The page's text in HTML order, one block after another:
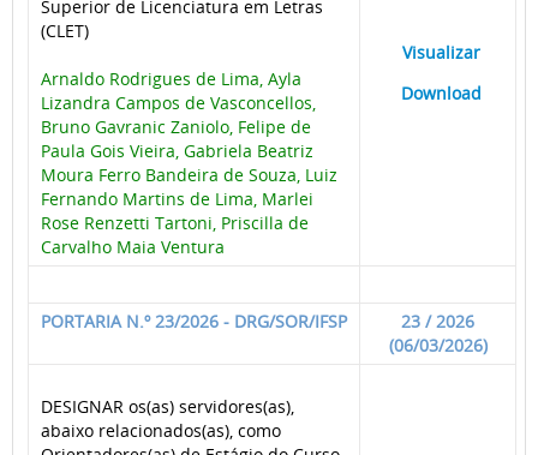
Superior de Licenciatura em Letras
(CLET)
Arnaldo Rodrigues de Lima, Ayla
Lizandra Campos de Vasconcellos,
Bruno Gavranic Zaniolo, Felipe de
Paula Gois Vieira, Gabriela Beatriz
Moura Ferro Bandeira de Souza, Luiz
Fernando Martins de Lima, Marlei
Rose Renzetti Tartoni, Priscilla de
Carvalho Maia Ventura
Visualizar
Download
PORTARIA N.º 23/2026 - DRG/SOR/IFSP
23 / 2026
(06/03/2026)
DESIGNAR os(as) servidores(as),
abaixo relacionados(as), como